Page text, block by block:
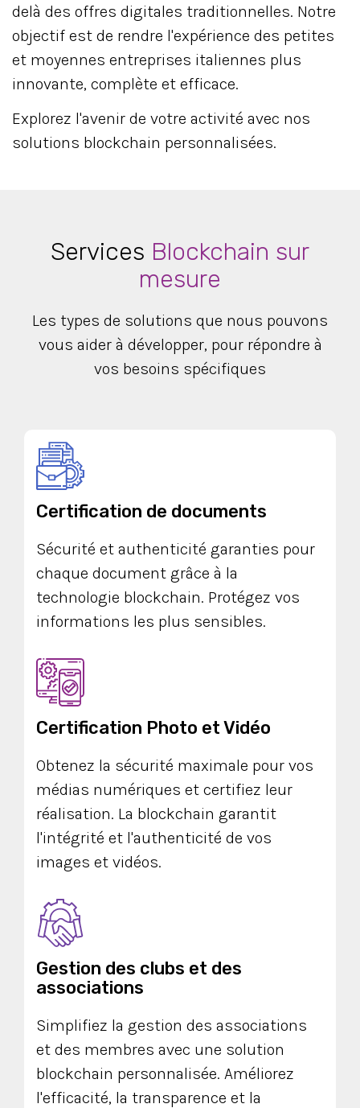
delà des offres digitales traditionnelles. Notre
objectif est de rendre l'expérience des petites
et moyennes entreprises italiennes plus
innovante, complète et efficace.
Explorez l'avenir de votre activité avec nos
solutions blockchain personnalisées.
Services Blockchain sur
mesure
Les types de solutions que nous pouvons
vous aider à développer, pour répondre à
vos besoins spécifiques
Certification de documents
Sécurité et authenticité garanties pour
chaque document grâce à la
technologie blockchain. Protégez vos
informations les plus sensibles.
Certification Photo et Vidéo
Obtenez la sécurité maximale pour vos
médias numériques et certifiez leur
réalisation. La blockchain garantit
l'intégrité et l'authenticité de vos
images et vidéos.
Gestion des clubs et des
associations
Simplifiez la gestion des associations
et des membres avec une solution
blockchain personnalisée. Améliorez
l'efficacité, la transparence et la